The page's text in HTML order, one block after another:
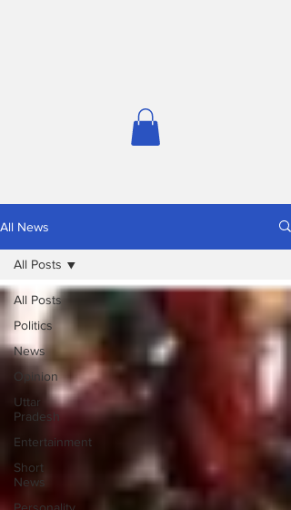
All News
All Posts
Politics
News
Opinion
Uttar
Pradesh
Entertainment
Short
News
Personality
All Posts